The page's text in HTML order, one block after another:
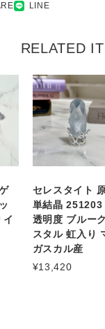
LINE
RELATED
セレスタイト
単結晶 251203
透明度 ブルー
スタル 虹入り
ガスカル産
¥13,420